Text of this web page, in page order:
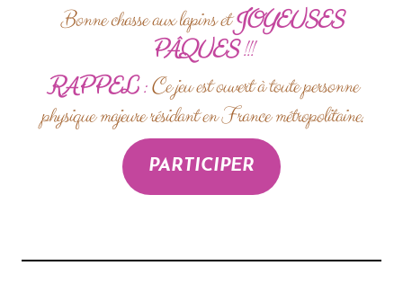
Bonne chasse aux lapins etJOYEUSES
PÂQUES!!!
RAPPEL:Ce jeu est ouvert à toute personne
physique majeure résidant en France métropolitaine.
PARTICIPER